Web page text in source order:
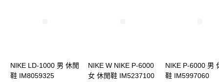
NIKE LD-1000 男 休閒
鞋 IM8059325
NIKE W NIKE P-6000
女 休閒鞋 IM5237100
NIKE P-6000 男
鞋 IM5997060